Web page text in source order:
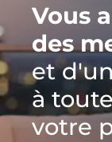
Vous
des
et
à
votre